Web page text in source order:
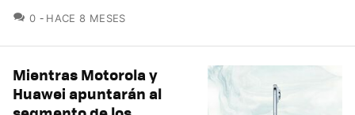
0 COMENTARIOS
HACE 8 MESES
Mientras Motorola y
Huawei apuntarán al